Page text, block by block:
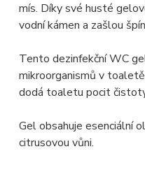
mís. Díky své husté
vodní kámen a zašlou
Tento dezinfekční WC
mikroorganismů v
dodá toaletu pocit
Gel obsahuje esenciální
citrusovou vůni.